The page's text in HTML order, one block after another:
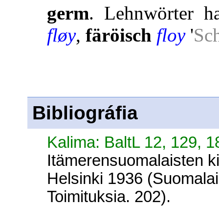
germ. Lehnwörter
fløy, färöisch floy'
Bibliográfia
Kalima: BaltL 12, 129,
Itämerensuomalaisten
Helsinki 1936
Toimituksia. 202).